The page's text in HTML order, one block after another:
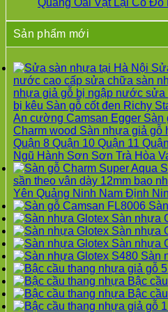
Sản phẩm mới
nước cao cấp sửa chữa sàn
nhựa giả gỗ bị ngập nước sửa
bị kêu Sàn gỗ cốt đen Richy
An cường Camsan Egger Sàn
Charm wood Sàn nhựa giả gỗ
Quận 8 Quận 10 Quận 11
Ngũ Hành Sơn Sơn Trà Hòa
sần theo vân dày 12mm bao
Yên Quảng Ninh Nam Định
Sàn nhựa
Sàn nhựa
Sàn nhựa
Sàn
Bậc
Bậc